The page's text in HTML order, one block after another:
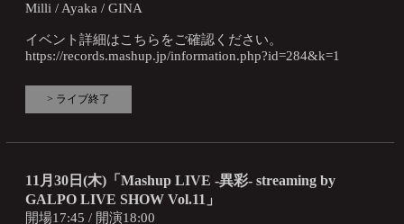
Milli / Ayaka / GINA
イベント詳細はこちらをご確認ください。
https://records.mashup.jp/information.php?id=284&k=1
> ライブ終了
11月30日(木)「Mashup LIVE -異彩- streaming by
GALPO LIVE SHOW Vol.11」
開場17:45 / 開演18:00